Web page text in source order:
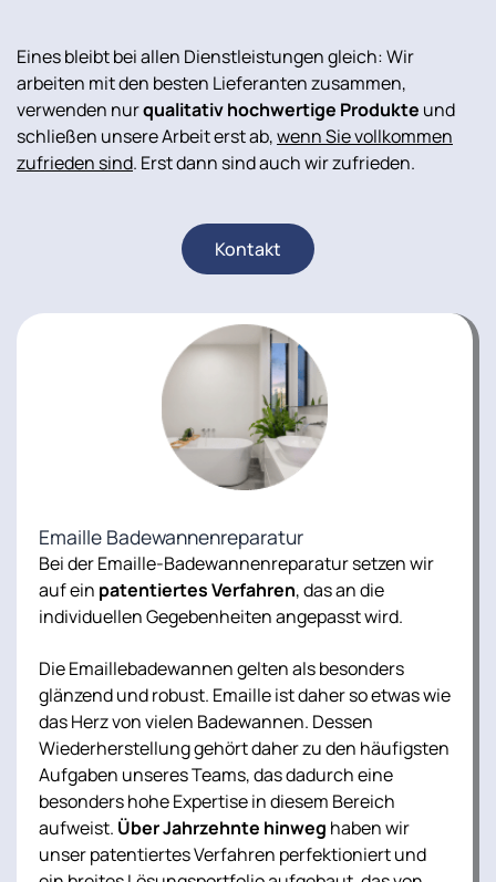
Eines bleibt bei allen Dienstleistungen gleich: Wir
arbeiten mit den besten Lieferanten zusammen,
verwenden nurqualitativ hochwertige Produkte und
schließen unsere Arbeit erst ab,wenn Sie vollkommen
zufrieden sind. Erst dann sind auch wir zufrieden.
Kontakt
Emaille Badewannenreparatur
Bei der Emaille-Badewannenreparatur setzen wir
auf ein patentiertes Verfahren, das an die
individuellen Gegebenheiten angepasst wird.
Die Emaillebadewannen gelten als besonders
glänzend und robust. Emaille ist daher so etwas wie
das Herz von vielen Badewannen. Dessen
Wiederherstellung gehört daher zu den häufigsten
Aufgaben unseres Teams, das dadurch eine
besonders hohe Expertise in diesem Bereich
aufweist. Über Jahrzehnte hinweg haben wir
unser patentiertes Verfahren perfektioniert und